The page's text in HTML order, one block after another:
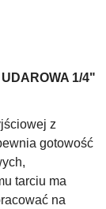
1/4"
z
gotowość
tarciu ma
na